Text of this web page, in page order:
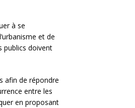
à se
et de
publics doivent
afin de répondre
entre les
en proposant